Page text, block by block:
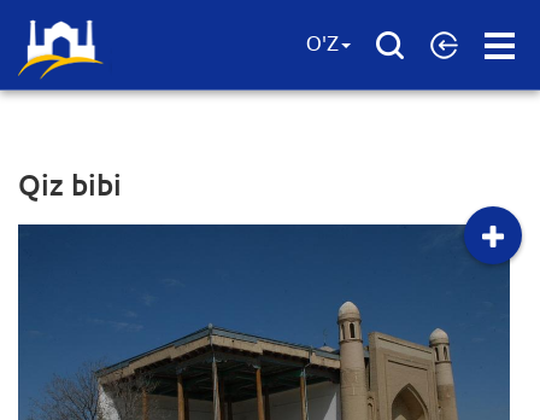
Open
O'Z
Qiz bibi